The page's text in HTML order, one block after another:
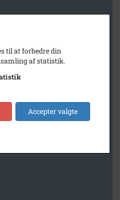
til at forbedre din
af statistik.
Accepter valgte